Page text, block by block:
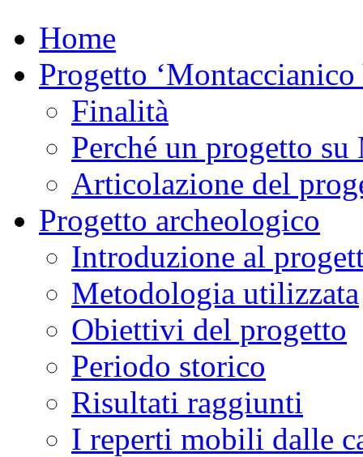
Home
Progetto
Finalità
Perché un progetto
Articolazione del
Progetto archeologico
Introduzione al
Metodologia utilizzata
Obiettivi del progetto
Periodo storico
Risultati raggiunti
I reperti mobili dalle